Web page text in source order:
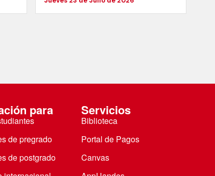
para
de pregrado
de postgrado
Servicios
Biblioteca
Portal de Pagos
Canvas